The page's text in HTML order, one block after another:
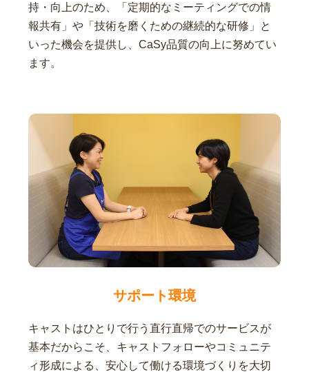
持・向上のため、「定期的なミーティングでの情
報共有」や「技術を磨くための継続的な研修」と
いった機会を提供し、CaSy品質の向上に努めてい
ます。
サポート環境
キャストはひとりで行う直行直帰でのサービスが
基本だからこそ、キャストフォローやコミュニテ
ィ形成による、安心して働ける環境づくりを大切